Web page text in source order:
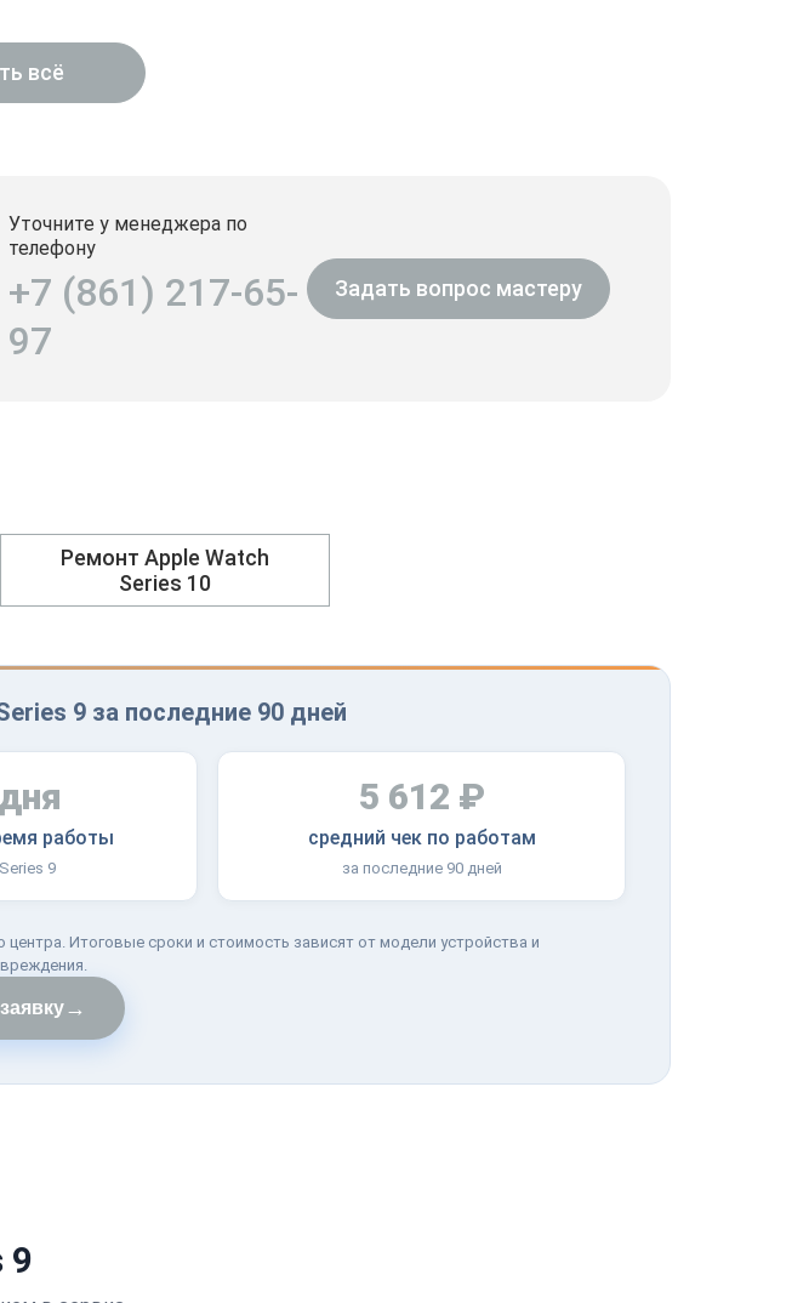
всё
Уточните у менеджера по
телефону
+7 (861) 217-65-
97
Задать вопрос мастеру
Ремонт Apple Watch
Series 10
9 за последние 90 дней
работы
9
5 612 ₽
средний чек по работам
за последние 90 дней
Итоговые сроки и стоимость зависят от модели устройства и
→
9